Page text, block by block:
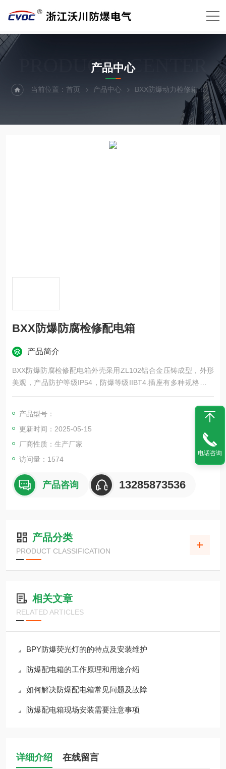
PRODUCTS CENTER
产品中心
当前位置：首页 产品中心 BXX防爆动力检修箱
BXX防爆防腐检修配电箱
产品简介
BXX防爆防腐检修配电箱外壳采用ZL102铝合金压铸成型，外形
美观，产品防护等级IP54，防爆等级IIBT4.插座有多种规格可供
客户选择便于检修电源，同时可根据要求带有总开关及漏电保
护。客户订货时请提供图纸，若没有图纸我们将按照您的要求设
计出让你满意的产品。
产品型号：
更新时间：2025-05-15
厂商性质：生产厂家
访问量：1574
产品咨询 13285873536
产品分类
PRODUCT CLASSIFICATION
相关文章
RELATED ARTICLES
BPY防爆荧光灯的的特点及安装维护
防爆配电箱的工作原理和用途介绍
如何解决防爆配电箱常见问题及故障
防爆配电箱现场安装需要注意事项
详细介绍 在线留言
电话咨询